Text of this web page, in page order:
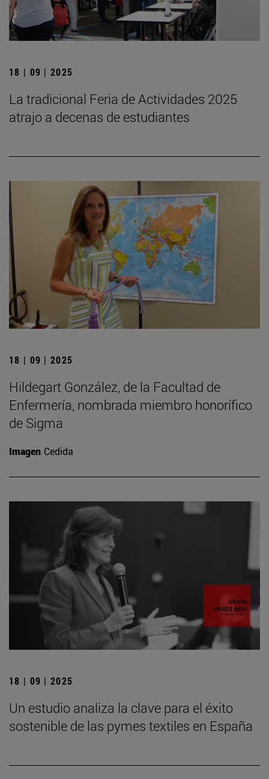
18 | 09 | 2025
La tradicional Feria de Actividades 2025
atrajo a decenas de estudiantes
18 | 09 | 2025
Hildegart González, de la Facultad de
Enfermería, nombrada miembro honorífico
de Sigma
Imagen Cedida
18 | 09 | 2025
Un estudio analiza la clave para el éxito
sostenible de las pymes textiles en España